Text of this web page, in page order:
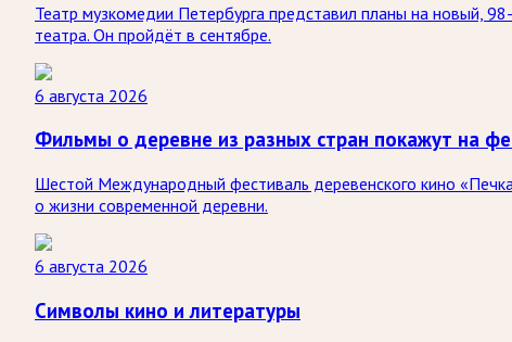
Театр музкомедии Петербурга представил планы на новый,
театра. Он пройдёт в сентябре.
6 августа 2026
Фильмы о деревне из разных стран покажут на
Шестой Международный фестиваль деревенского кино
о жизни современной деревни.
6 августа 2026
Символы кино и литературы